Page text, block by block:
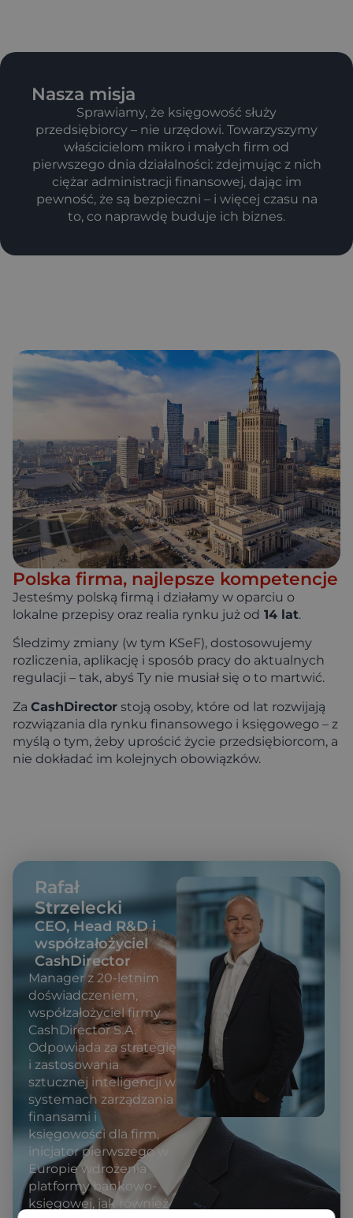
Nasza misja
Sprawiamy, że księgowość służy
przedsiębiorcy – nie urzędowi. Towarzyszymy
właścicielom mikro i małych firm od
pierwszego dnia działalności: zdejmując z nich
ciężar administracji finansowej, dając im
pewność, że są bezpieczni – i więcej czasu na
to, co naprawdę buduje ich biznes.
Polska firma, najlepsze kompetencje
Jesteśmy polską firmą i działamy w oparciu o
lokalne przepisy oraz realia rynku już od 14 lat.
Śledzimy zmiany (w tym KSeF), dostosowujemy
rozliczenia, aplikację i sposób pracy do aktualnych
regulacji – tak, abyś Ty nie musiał się o to martwić.
Za CashDirector stoją osoby, które od lat rozwijają
rozwiązania dla rynku finansowego i księgowego – z
myślą o tym, żeby uprościć życie przedsiębiorcom, a
nie dokładać im kolejnych obowiązków.
Rafał
Strzelecki
CEO, Head R&D i
współzałożyciel
CashDirector
Manager z 20-letnim
doświadczeniem,
współzałożyciel firmy
CashDirector S.A.
Odpowiada za strategię
i zastosowania
sztucznej inteligencji w
systemach zarządzania
finansami i
księgowości dla firm,
inicjator pierwszego w
Europie wdrożenia
platformy bankowo-
księgowej, jak również